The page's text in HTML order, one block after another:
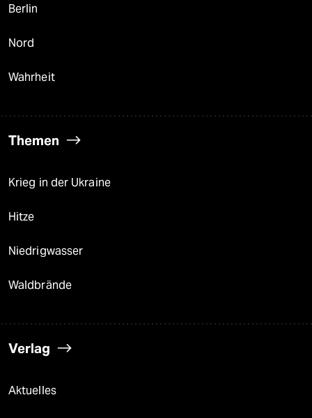
Berlin
Nord
Wahrheit
Themen
Krieg in der Ukraine
Hitze
Niedrigwasser
Waldbrände
Verlag
Aktuelles